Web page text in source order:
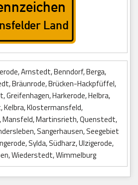
Arnstedt, Benndorf, Berga,
Bräunrode, Brücken-Hackpfüffel,
Greifenhagen, Harkerode, Helbra,
Klostermansfeld,
Martinsrieth, Quenstedt,
Sangerhausen, Seegebiet
Sylda, Südharz, Ulzigerode,
Wiederstedt, Wimmelburg